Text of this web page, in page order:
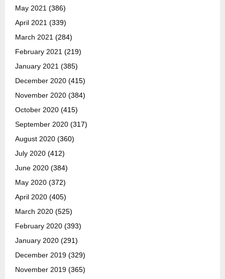
May 2021 (386)
April 2021 (339)
March 2021 (284)
February 2021 (219)
January 2021 (385)
December 2020 (415)
November 2020 (384)
October 2020 (415)
September 2020 (317)
August 2020 (360)
July 2020 (412)
June 2020 (384)
May 2020 (372)
April 2020 (405)
March 2020 (525)
February 2020 (393)
January 2020 (291)
December 2019 (329)
November 2019 (365)